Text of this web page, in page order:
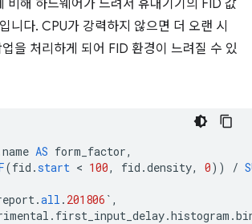
비해 하드웨어가 느려서 휴대기기의 FID 값
니다. CPU가 강력하지 않으면 더 오랜 시
을 처리하게 되어 FID 환경이 느려질 수 있
name AS form_factor,
(fid .start < 100, fid .density, 0)) /
.all . 201806 ` ,
. first_input_delay.histogram .